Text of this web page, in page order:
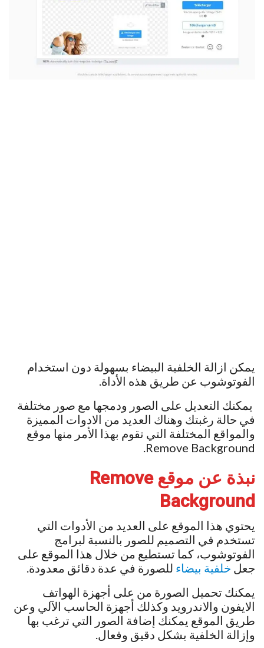
يمكن ازالة الخلفية البيضاء بسهولة دون استخدام
الفوتوشوب عن طريق هذه الأداة.
يمكنك التعديل على الصور ودمجها مع صور مختلفة
في حالة رغبتك وهناك العديد من الادوات المميزة
والمواقع المختلفة التي تقوم بهذا الأمر منها موقع
Remove Background.
نبذة عن موقع Remove
Background
يحتوي هذا الموقع على العديد من الأدوات التي
تستخدم في التصميم للصور بالنسبة لبرامج
الفوتوشوب، كما تستطيع من خلال هذا الموقع على
جعل خلفية بيضاء للصورة في عدة دقائق معدودة.
يمكنك تحميل الصورة من على أجهزة الهواتف
الايفون والاندرويد وكذلك أجهزة الحاسب الآلي وعن
طريق الموقع يمكنك إضافة الصور التي ترغب بها
وإزالة الخلفية بشكل دقيق وفعال.